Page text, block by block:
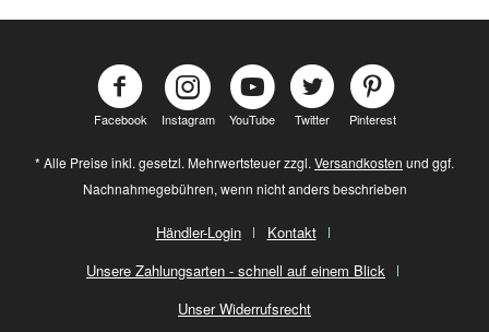
Facebook Instagram YouTube Twitter Pinterest
* Alle Preise inkl. gesetzl. Mehrwertsteuer zzgl. Versandkosten und ggf.
Nachnahmegebühren, wenn nicht anders beschrieben
Händler-Login
Kontakt
Unsere Zahlungsarten - schnell auf einem Blick
Unser Widerrufsrecht